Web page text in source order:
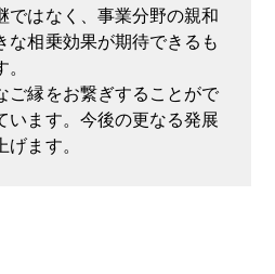
ではなく、事業分野の親和
な相乗効果が期待できるも
ご縁をお繋ぎすることがで
います。今後の更なる発展
ます。